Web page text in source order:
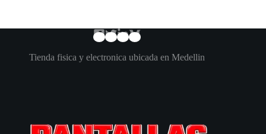
Tienda fisica y electronica ubicada en Medellin